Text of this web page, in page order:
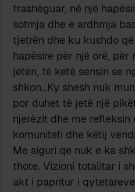
trashëguar, në një
sotmja dhe e ardhmja
tjetrën dhe ku kushdo
hapësire për një orë,
jetën, të ketë sensin se
shkon…Ky shesh nuk
por duhet të jetë një
njerëzit dhe me refleksin
komuniteti dhe këtij
Me siguri qe nuk e ka
thote. Vizioni totalitar i
akt i papritur i